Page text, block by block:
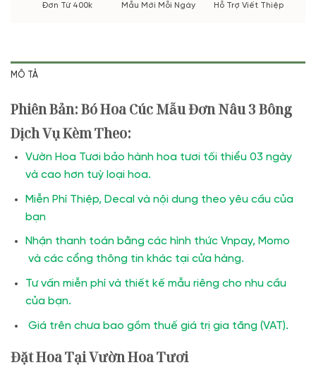
Đơn Từ 400k
Mẫu Mới Mỗi Ngày
Hỗ Trợ Viết Thiệp
MÔ TẢ
Phiên Bản: Bó Hoa Cúc Mẫu Đơn Nâu 3 Bông
Dịch Vụ Kèm Theo:
Vườn Hoa Tươi bảo hành hoa tươi tối thiểu 03 ngày
và cao hơn tuỳ loại hoa.
Miễn Phí Thiệp, Decal và nội dung theo yêu cầu của
bạn
Nhận thanh toán bằng các hình thức Vnpay, Momo
và các cổng thông tin khác tại cửa hàng.
Tư vấn miễn phí và thiết kế mẫu riêng cho nhu cầu
của bạn.
Giá trên chưa bao gồm thuế giá trị gia tăng (VAT).
Đặt Hoa Tại Vườn Hoa Tươi